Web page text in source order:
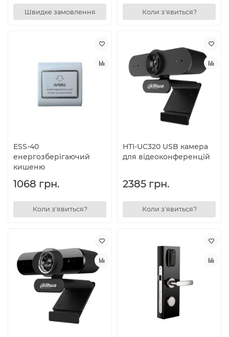
Швидке замовлення Коли з'явиться?
ESS-40
енергозберігаючий
кишеню
1068 грн.
Коли з'явиться?
HTI-UC320 USB камера
для відеоконференцій
2385 грн.
Коли з'явиться?